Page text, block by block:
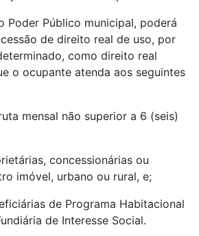
Poder Público municipal, poderá
de direito real de uso, por
como direito real
o ocupante atenda aos seguintes
mensal não superior a 6 (seis)
concessionárias ou
imóvel, urbano ou rural, e;
de Programa Habitacional
de Interesse Social.